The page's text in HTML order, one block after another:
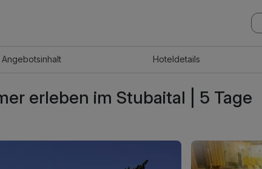
Angebotsinhalt Hoteldetails
erleben im Stubaital | 5 Tage